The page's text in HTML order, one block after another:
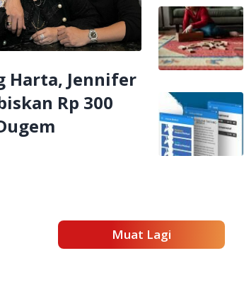
Harta, Jennifer
Rp 300
Muat Lagi